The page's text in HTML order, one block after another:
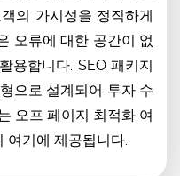
의 가시성을 정직하게
오류에 대한 공간이 없
용합니다. SEO 패키지
으로 설계되어 투자 수
오프 페이지 최적화 여
여기에 제공됩니다.